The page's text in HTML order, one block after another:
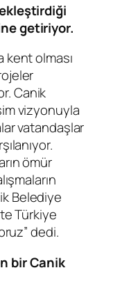
getiriyor.
kent olması
Canik
vizyonuyla
vatandaşlar
ömür
Belediye
Türkiye
dedi.
bir Canik